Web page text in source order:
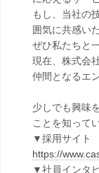
もし、当社の
囲気に共感い
ぜひ私たちと
現在、株式会
仲間となるエ
少しでも興味
ことを知って
▼採用サイト
https://
▼社員インタ